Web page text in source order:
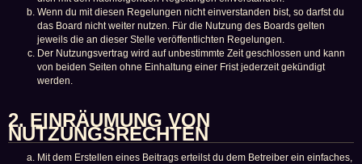
Wenn du mit diesen Regelungen nicht einverstanden bist, so darfst du
das Board nicht weiter nutzen. Für die Nutzung des Boards gelten
jeweils die an dieser Stelle veröffentlichten Regelungen.
Der Nutzungsvertrag wird auf unbestimmte Zeit geschlossen und kann
von beiden Seiten ohne Einhaltung einer Frist jederzeit gekündigt
werden.
2. EINRÄUMUNG VON
NUTZUNGSRECHTEN
Mit dem Erstellen eines Beitrags erteilst du dem Betreiber ein einfaches,